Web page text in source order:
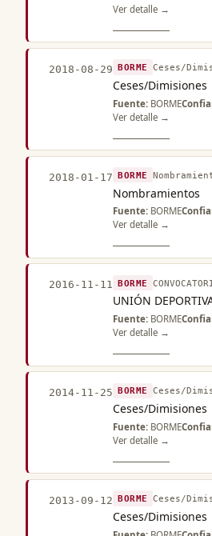
Ver detalle →
2018-08-29 BORME Ceses/
Ceses/Dimisiones
Fuente: BORME
Ver detalle →
2018-01-17 BORME
Nombramientos
Fuente: BORME
Ver detalle →
2016-11-11 BORME
UNIÓN
Fuente: BORME
Ver detalle →
2014-11-25 BORME Ceses/
Ceses/Dimisiones
Fuente: BORME
Ver detalle →
2013-09-12 BORME Ceses/
Ceses/Dimisiones